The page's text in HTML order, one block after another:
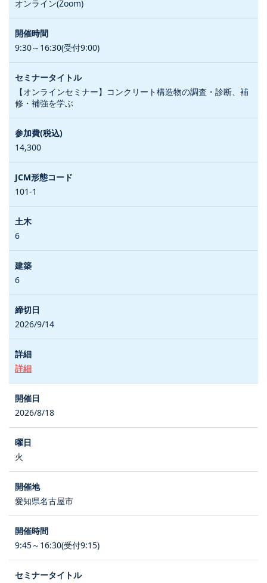
オンライン(Zoom)
9:30～16:30(受付9:00)
【オンラインセミナー】コンクリート構造物の調査・診断、補
修・補強を学ぶ
14,300
101-1
6
6
2026/9/14
詳細
2026/8/18
火
愛知県名古屋市
9:45～16:30(受付9:15)